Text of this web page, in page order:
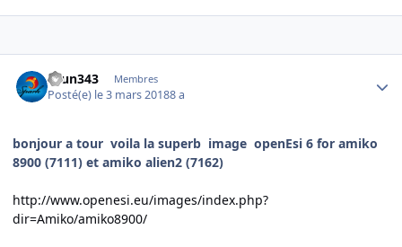
brun343 Membres
Posté(e) le 3 mars 20188 a
bonjour a tour voila la superb image openEsi 6 for amiko
8900 (7111) et amiko alien2 (7162)
http://www.openesi.eu/images/index.php?
dir=Amiko/amiko8900/